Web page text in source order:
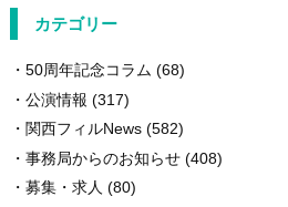
カテゴリー
50周年記念コラム (68)
公演情報 (317)
関西フィルNews(582)
事務局からのお知らせ(408)
募集・求人 (80)